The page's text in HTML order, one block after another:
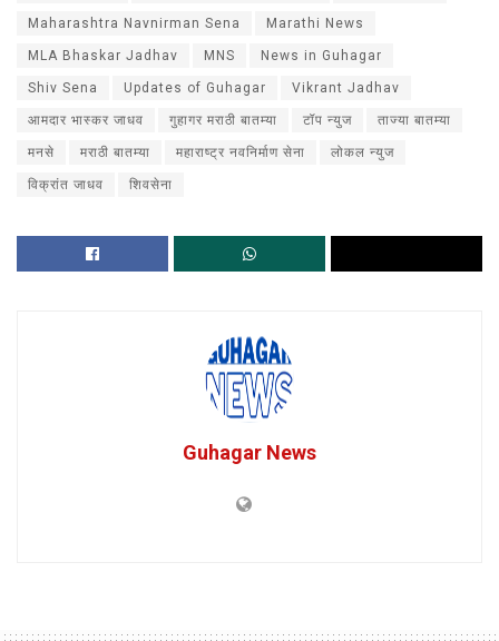
Maharashtra Navnirman Sena Marathi News
MLA Bhaskar Jadhav MNS News in Guhagar
Shiv Sena Updates of Guhagar Vikrant Jadhav
आमदार भास्कर जाधव गुहागर मराठी बातम्या टॉप न्युज ताज्या बातम्या
मनसे मराठी बातम्या महाराष्ट्र नवनिर्माण सेना लोकल न्युज
विक्रांत जाधव शिवसेना
Guhagar News